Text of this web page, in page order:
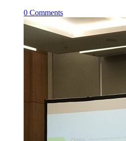
0 Comments